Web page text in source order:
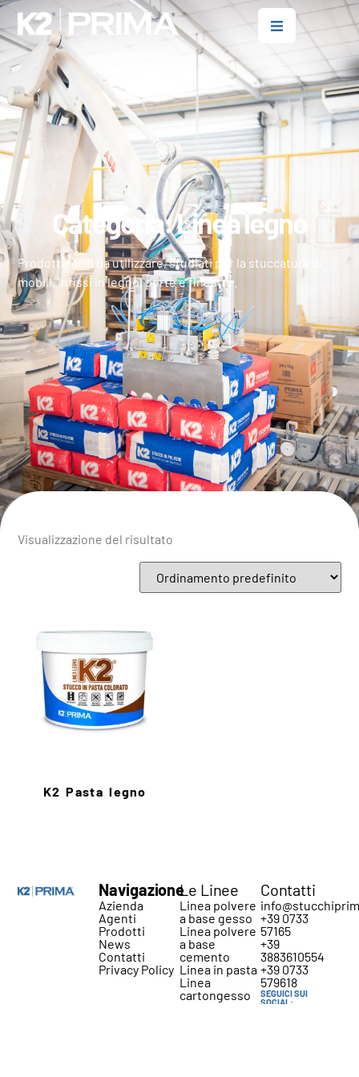
Categoria: Linea legno
Prodotti facili da utilizzare, studiati per la stuccatura di
mobili, infissi in legno, porte e finestre.
Visualizzazione del risultato
K2 Pasta legno
Navigazione
Azienda
Agenti
Prodotti
News
Contatti
Privacy Policy
Le Linee
Linea polvere
a base gesso
Linea polvere
a base
cemento
Linea in pasta
Linea
cartongesso
Linea legno
Contatti
+39 0733
57165
+39
3883610554
+39 0733
579618
SEGUICI SUI
SOCIAL: